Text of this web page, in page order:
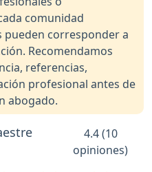
comunidad
corresponder a
Recomendamos
referencias,
profesional antes de
abogado.
4.4 (10
opiniones)